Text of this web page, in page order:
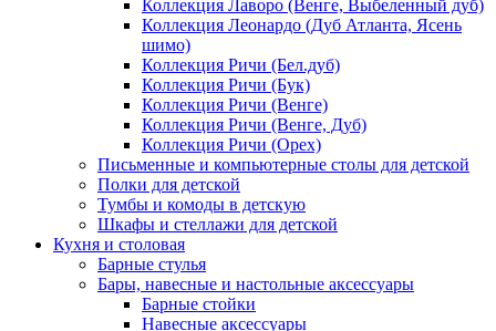
Коллекция Лаворо (Венге, Выбеленный дуб)
Коллекция Леонардо (Дуб Атланта, Ясень
шимо)
Коллекция Ричи (Бел.дуб)
Коллекция Ричи (Бук)
Коллекция Ричи (Венге)
Коллекция Ричи (Венге, Дуб)
Коллекция Ричи (Орех)
Письменные и компьютерные столы для детской
Полки для детской
Тумбы и комоды в детскую
Шкафы и стеллажи для детской
Кухня и столовая
Барные стулья
Бары, навесные и настольные аксессуары
Барные стойки
Навесные аксессуары